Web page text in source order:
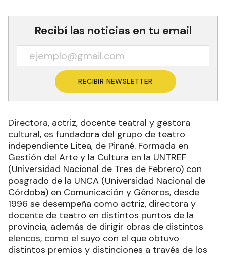
Recibí las noticias en tu email
RECIBIR NEWSLETTER
Directora, actriz, docente teatral y gestora
cultural, es fundadora del grupo de teatro
independiente Litea, de Pirané. Formada en
Gestión del Arte y la Cultura en la UNTREF
(Universidad Nacional de Tres de Febrero) con
posgrado de la UNCA (Universidad Nacional de
Córdoba) en Comunicación y Géneros, desde
1996 se desempeña como actriz, directora y
docente de teatro en distintos puntos de la
provincia, además de dirigir obras de distintos
elencos, como el suyo con el que obtuvo
distintos premios y distinciones a través de los